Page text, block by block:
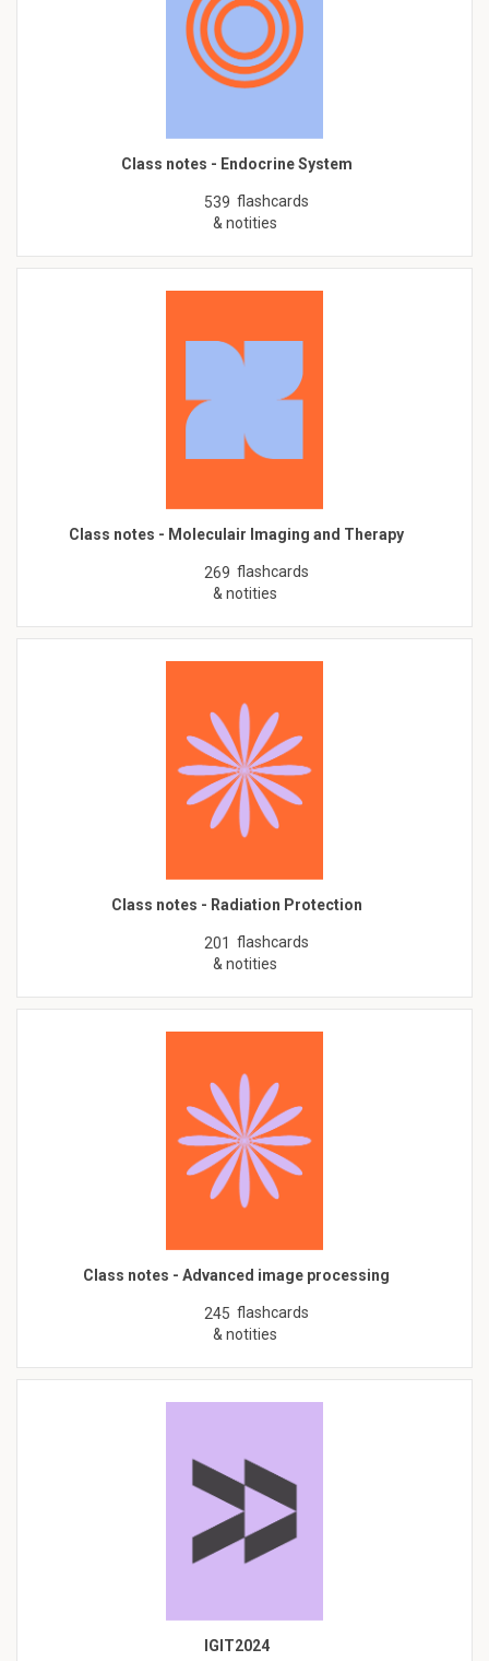
Class notes - Endocrine System
539 flashcards
& notities
Class notes - Moleculair Imaging and Therapy
269 flashcards
& notities
Class notes - Radiation Protection
201 flashcards
& notities
Class notes - Advanced image processing
245 flashcards
& notities
IGIT2024